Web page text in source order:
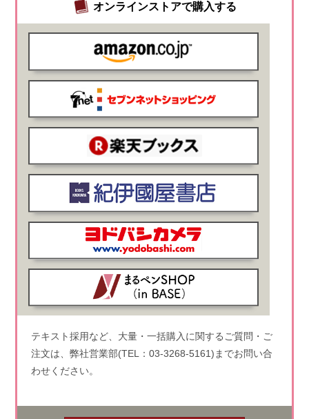
オンラインストアで購入する
テキスト採用など、大量・一括購入に関するご質問・ご
注文は、弊社営業部(TEL：03-3268-5161)までお問い合
わせください。